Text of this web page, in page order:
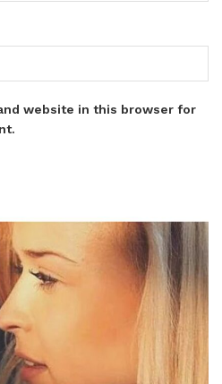
website in this browser for